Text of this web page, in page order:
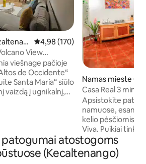
Vidutinis įvertinimas: 4,98 iš 5,
4,98 (170)
View
viešnage pačioje
de Occidente“
Santa María“ siūlo
vaizdą į ugnikalnį,
strategiška
tai geriausias jūsų
Quetzaltenango.
Namas mieste
ngo
Casa Real 3 min
Historico
Apsistokite
namuose,
kelio pėsčiomis
Viva. Puikiai tinka
studentams ar
sėdintiems 4
saugioje aplinkoje. Apsuptas
patogumai atostogoms
(Kecaltenango)